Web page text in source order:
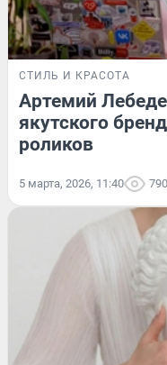
СТИЛЬ И КРАСОТА
Артемий
якутского
роликов
5 марта, 2026, 11:40 790